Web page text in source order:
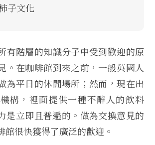
子文化
有階層的知識分子中受到歡迎的原
。在咖啡館到來之前，一般英國人
為平日的休閒場所；然而，現在出
構，裡面提供一種不醉人的飲料
立即且普遍的。做為交換意見的
館很快獲得了廣泛的歡迎。